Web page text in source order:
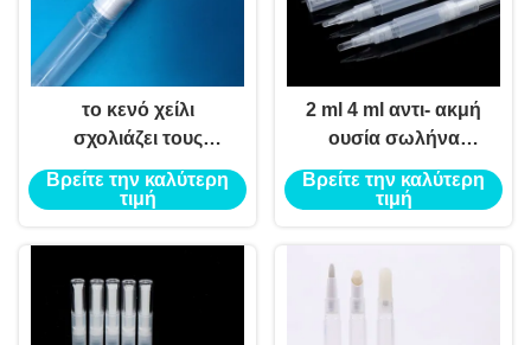
το κενό χείλι
σχολιάζει τους
σωλήνες
Βρείτε την καλύτερη
τιμή
2 ml 4 ml αντι- ακμή
ουσία σωλήνα
απομάκρυνση
κονδυλωμάτων υγρό
πένα υπνωτικό τζελ
συσκευασία
Βρείτε την καλύτερη
τιμή